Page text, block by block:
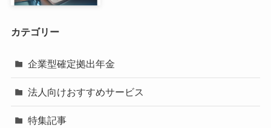
カテゴリー
企業型確定拠出年金
法人向けおすすめサービス
特集記事